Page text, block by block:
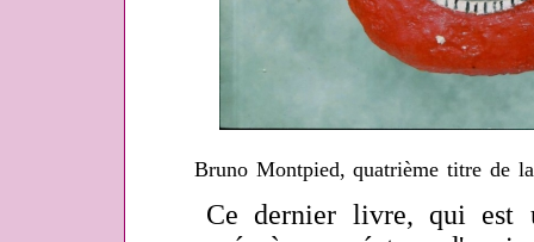
Bruno Montpied, quatrième titre de
Ce dernier livre, qui est